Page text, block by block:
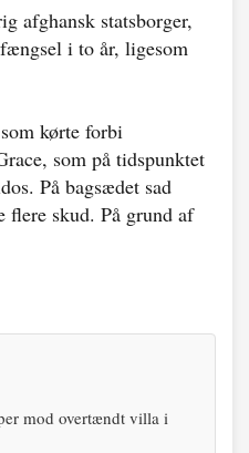
afghansk statsborger,
i to år, ligesom
kørte forbi
som på tidspunktet
På bagsædet sad
flere skud. På grund af
mod overtændt villa i